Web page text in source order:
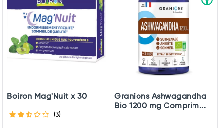
Total
Commander
Boiron Mag'Nuit x 30
(3)
Granions Ashwagandha
Bio 1200 mg Comprim...